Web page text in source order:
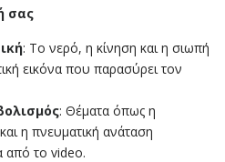
σας
: Το νερό, η κίνηση και η σιωπή
εικόνα που παρασύρει τον
: Θέματα όπως η
η πνευματική ανάταση
το video.